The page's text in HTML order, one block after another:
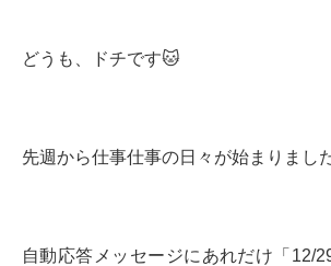
どうも、ドチです🐱
先週から仕事仕事の日々が始まりまし
自動応答メッセージにあれだけ「12/